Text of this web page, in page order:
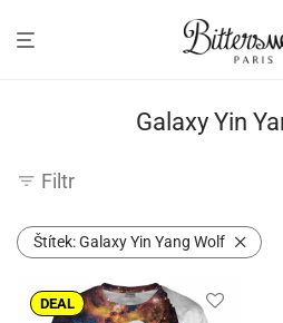
Galaxy Yin
Filtr
Štítek:Galaxy Yin Yang Wolf
DEAL